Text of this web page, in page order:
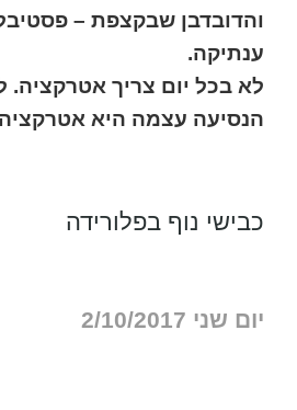
והדובדבן שבקצפת –
ענתיקה.
לא בכל יום צריך אטרקציה.
הנסיעה עצמה היא
כבישי נוף בפלורידה
יום שני 2/10/2017